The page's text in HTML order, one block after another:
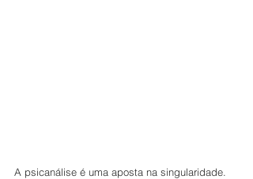
A psicanálise é uma aposta na singularidade.